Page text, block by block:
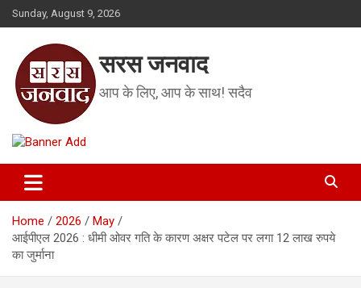
Skip
to
Sunday, August 9, 2026
सरस जनवाद
आप के लिए, आप के साथ! सदैव
Home 2026
May
आईपीएल 2026 : धीमी ओवर गति के कारण अक्षर पटेल पर लगा 12 लाख रुपये
का जुर्माना